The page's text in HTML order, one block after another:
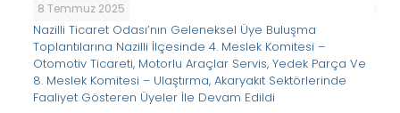
8 Temmuz 2025
Nazilli Ticaret Odası’nın Geleneksel Üye Buluşma
Toplantılarına Nazilli İlçesinde 4. Meslek Komitesi –
Otomotiv Ticareti, Motorlu Araçlar Servis, Yedek Parça Ve
8. Meslek Komitesi – Ulaştırma, Akaryakıt Sektörlerinde
Faaliyet Gösteren Üyeler İle Devam Edildi